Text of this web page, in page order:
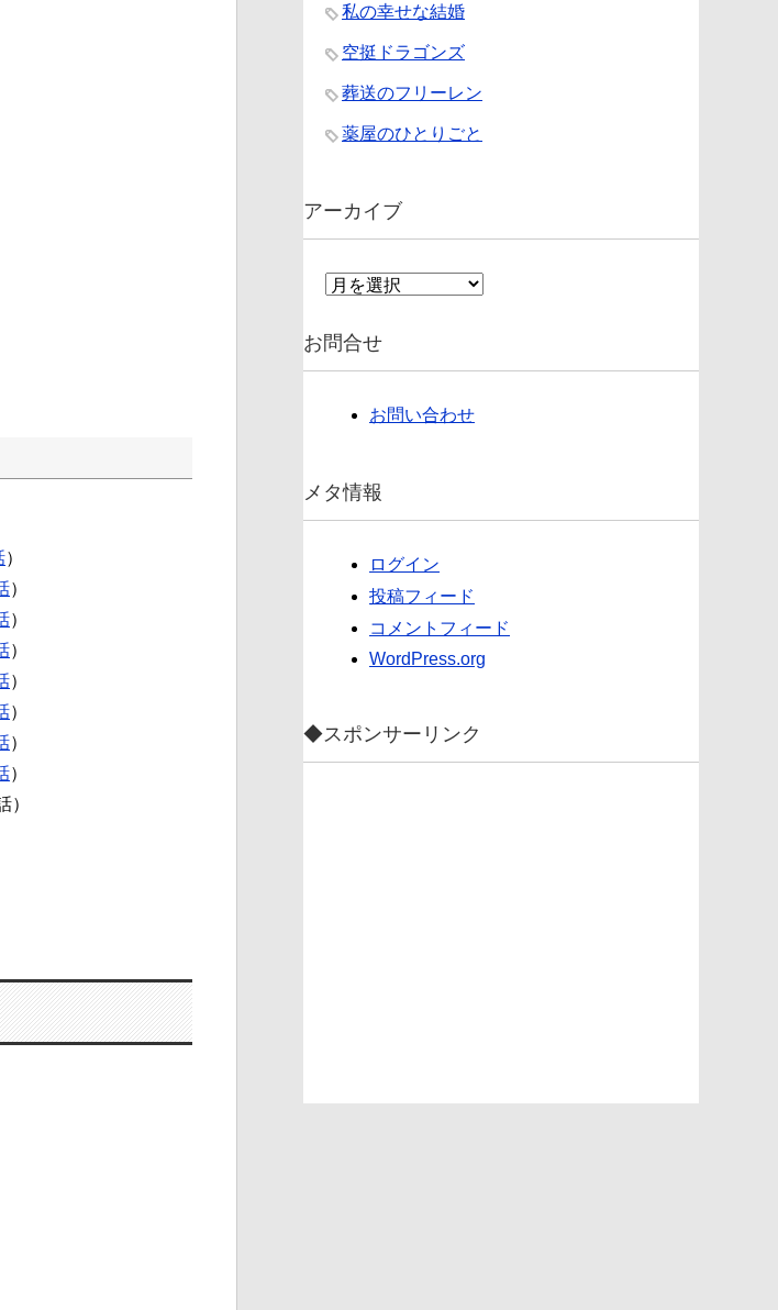
）
）
）
）
）
）
）
）
）
私の幸せな結婚
空挺ドラゴンズ
葬送のフリーレン
薬屋のひとりごと
アーカイブ
ア
イ
ブ
お問合せ
お問い合わせ
メタ情報
ログイン
投稿フィード
コメントフィード
WordPress.org
◆スポンサーリンク